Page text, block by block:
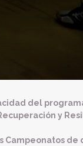
del
y
Campeonatos